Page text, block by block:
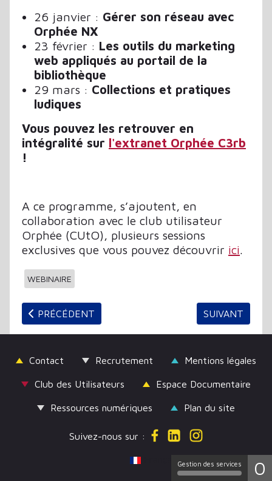
26 janvier : Gérer son réseau avec
Orphée NX
23 février : Les outils du marketing
web appliqués au portail de la
bibliothèque
29 mars : Collections et pratiques
ludiques
Vous pouvez les retrouver en
intégralité sur l'extranet Orphée C3rb
!
A ce programme, s’ajoutent, en
collaboration avec le club utilisateur
Orphée (CUtO), plusieurs sessions
exclusives que vous pouvez découvrir ici.
WEBINAIRE
ARTICLE PRÉCÉDENT : LES WEBINAIRES C3RB/
PRÉCÉDENT ARTICLE
SUIVANT
Contact Recrutement Mentions légales
Club des Utilisateurs Espace Documentaire
Ressources numériques Plan du site
Suivez-nous sur :
Sélectionnez votre langue Français (France)
Gestion des services 0